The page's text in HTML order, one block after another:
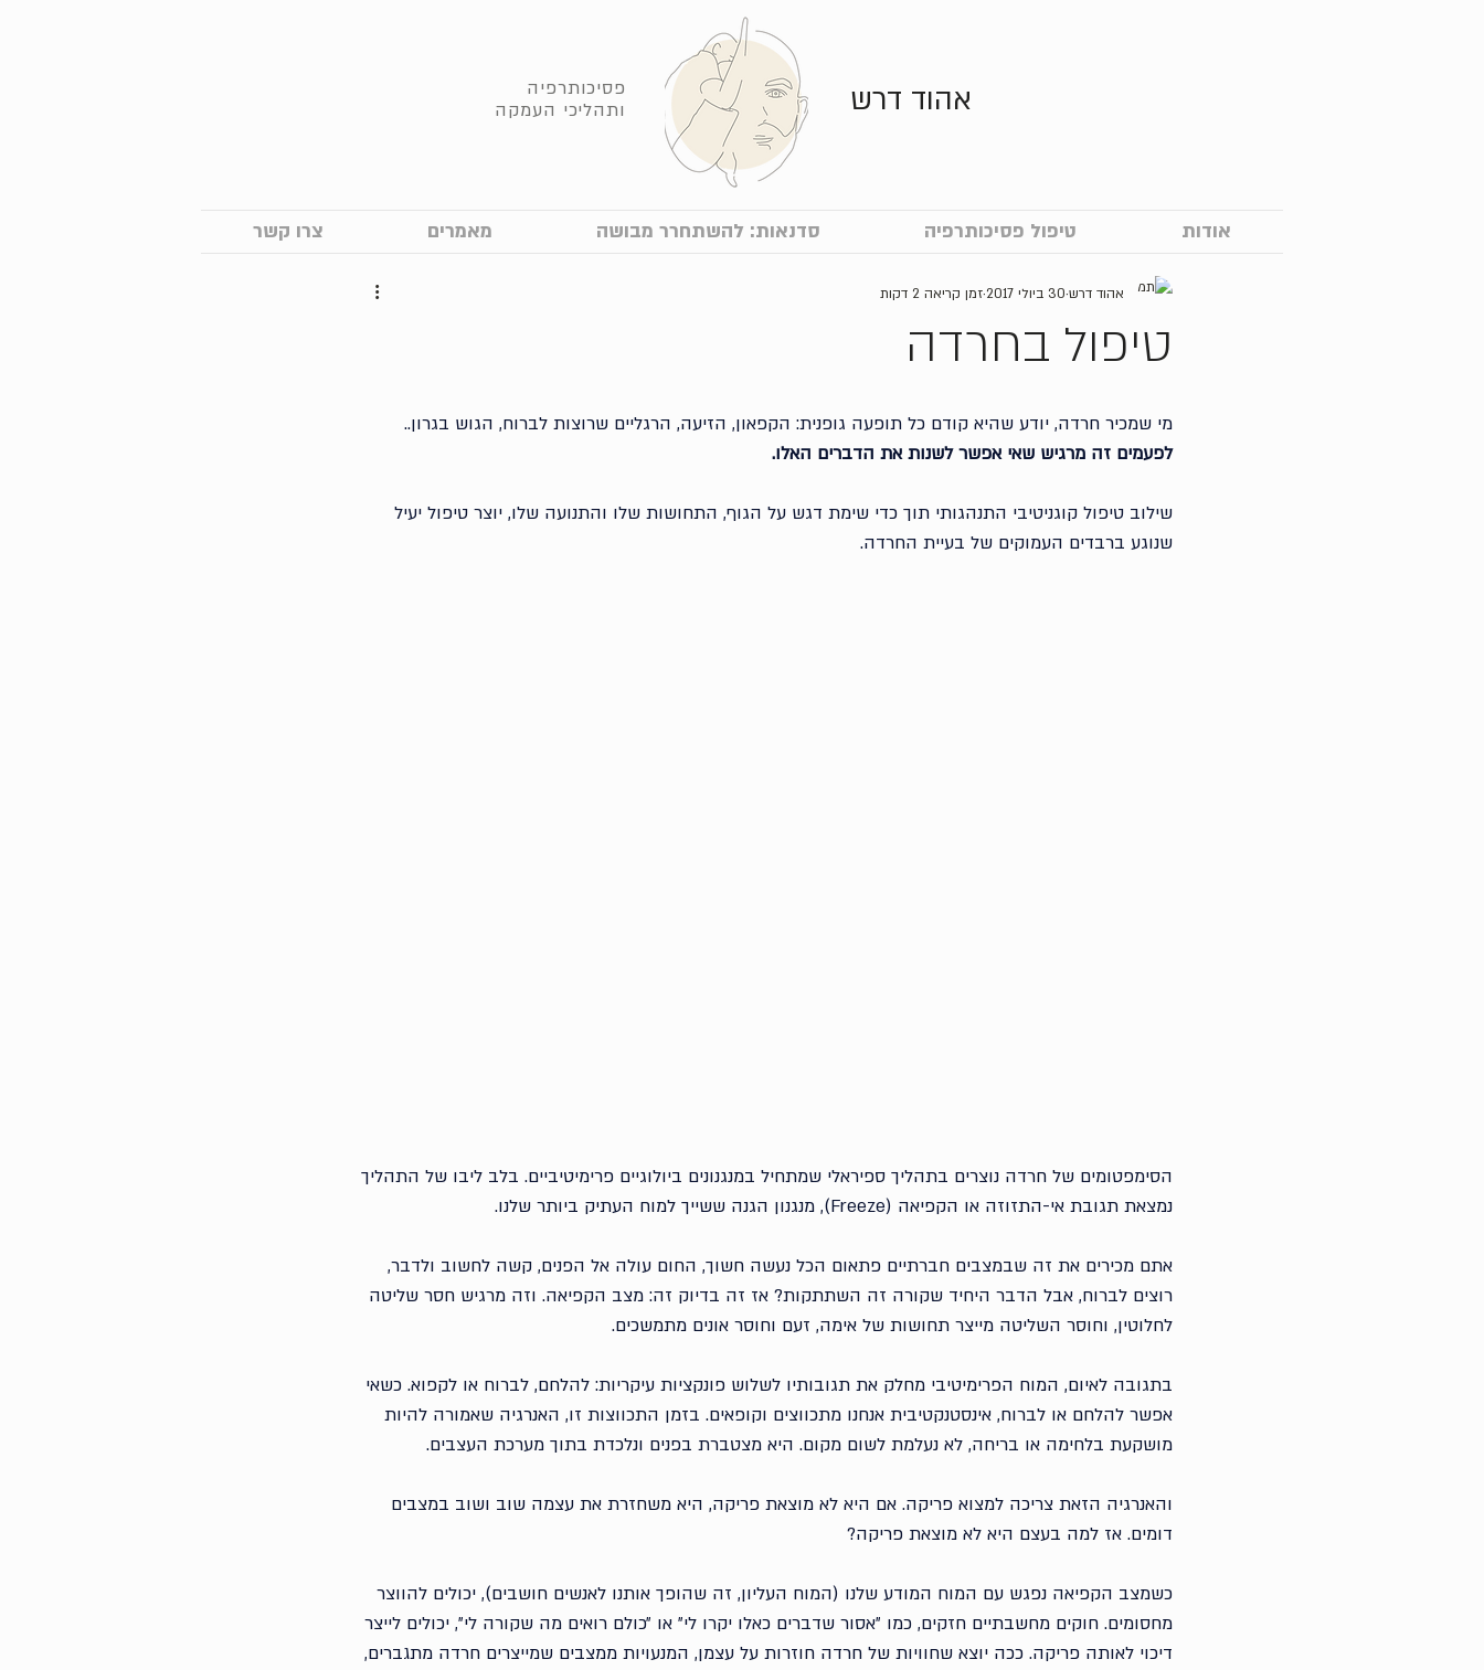
פסיכותרפיה
ותהליכי העמקה
אהוד דרש
אודות טיפול פסיכותרפיה סדנאות: להשתחרר מבושה מאמרים צרו קשר
טיפול בחרדה
אהוד דרש 30 ביולי 2017 זמן קריאה 2 דקות
מי שמכיר חרדה, יודע שהיא קודם כל תופעה גופנית: הקפאון, הזיעה, הרגליים שרוצות לברוח, הגוש בגרון..
לפעמים זה מרגיש שאי אפשר לשנות את הדברים האלו.
שילוב טיפול קוגניטיבי התנהגותי תוך כדי שימת דגש על הגוף, התחושות שלו והתנועה שלו, יוצר טיפול יעיל
שנוגע ברבדים העמוקים של בעיית החרדה.
הסימפטומים של חרדה נוצרים בתהליך ספיראלי שמתחיל במנגנונים ביולוגיים פרימיטיביים. בלב ליבו של התהליך
נמצאת תגובת אי-התזוזה או הקפיאה (Freeze), מנגנון הגנה ששייך למוח העתיק ביותר שלנו.
אתם מכירים את זה שבמצבים חברתיים פתאום הכל נעשה חשוך, החום עולה אל הפנים, קשה לחשוב ולדבר,
רוצים לברוח, אבל הדבר היחיד שקורה זה השתתקות? אז זה בדיוק זה: מצב הקפיאה. וזה מרגיש חסר שליטה
לחלוטין, וחוסר השליטה מייצר תחושות של אימה, זעם וחוסר אונים מתמשכים.
בתגובה לאיום, המוח הפרימיטיבי מחלק את תגובותיו לשלוש פונקציות עיקריות: להלחם, לברוח או לקפוא. כשאי
אפשר להלחם או לברוח, אינסטנקטיבית אנחנו מתכווצים וקופאים. בזמן התכווצות זו, האנרגיה שאמורה להיות
מושקעת בלחימה או בריחה, לא נעלמת לשום מקום. היא מצטברת בפנים ונלכדת בתוך מערכת העצבים.
והאנרגיה הזאת צריכה למצוא פריקה. אם היא לא מוצאת פריקה, היא משחזרת את עצמה שוב ושוב במצבים
דומים. אז למה בעצם היא לא מוצאת פריקה?
כשמצב הקפיאה נפגש עם המוח המודע שלנו (המוח העליון, זה שהופך אותנו לאנשים חושבים), יכולים להווצר
מחסומים. חוקים מחשבתיים חזקים, כמו ״אסור שדברים כאלו יקרו לי״ או ״כולם רואים מה שקורה לי״, יכולים לייצר
דיכוי לאותה פריקה. ככה יוצא שחוויות של חרדה חוזרות על עצמן, המנעויות ממצבים שמייצרים חרדה מתגברים,